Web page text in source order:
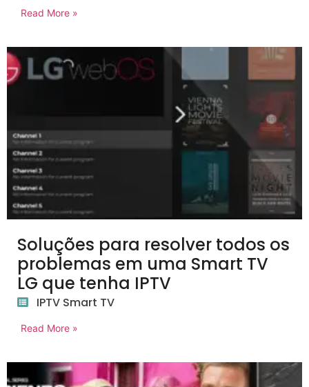
Read More »
Soluções para resolver todos os
problemas em uma Smart TV
LG que tenha IPTV
IPTV Smart TV
Read More »